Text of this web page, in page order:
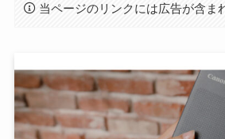
当ページのリンクには広告が含ま